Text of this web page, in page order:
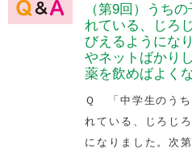
（第9回）うち
れている、じろ
びえるようにな
やネットばかり
薬を飲めばよく
Ｑ 「中学生のうち
れている、じろじ
になりました。次